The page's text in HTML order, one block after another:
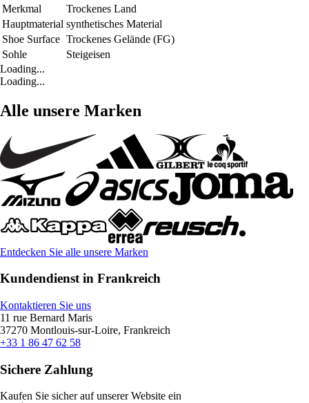
Merkmal
Trockenes Land
Hauptmaterial synthetisches Material
Shoe Surface Trockenes Gelände (FG)
Sohle
Steigeisen
Loading...
Loading...
Alle unsere Marken
Entdecken Sie alle unsere Marken
Kundendienst in Frankreich
Kontaktieren Sie uns
11 rue Bernard Maris
37270 Montlouis-sur-Loire, Frankreich
+33 1 86 47 62 58
Sichere Zahlung
Kaufen Sie sicher auf unserer Website ein